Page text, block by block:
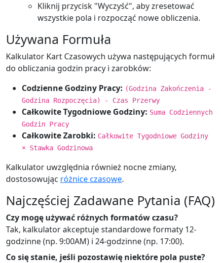
Kliknij przycisk "Wyczyść", aby zresetować
wszystkie pola i rozpocząć nowe obliczenia.
Używana Formuła
Kalkulator Kart Czasowych używa następujących formuł
do obliczania godzin pracy i zarobków:
Codzienne Godziny Pracy: (Godzina Zakończenia -
Godzina Rozpoczęcia) - Czas Przerwy
Całkowite Tygodniowe Godziny: Suma Codziennych
Godzin Pracy
Całkowite Zarobki: Całkowite Tygodniowe Godziny
× Stawka Godzinowa
Kalkulator uwzględnia również nocne zmiany,
dostosowując różnice czasowe.
Najczęściej Zadawane Pytania (FAQ)
Czy mogę używać różnych formatów czasu?
Tak, kalkulator akceptuje standardowe formaty 12-
godzinne (np. 9:00AM) i 24-godzinne (np. 17:00).
Co się stanie, jeśli pozostawię niektóre pola puste?